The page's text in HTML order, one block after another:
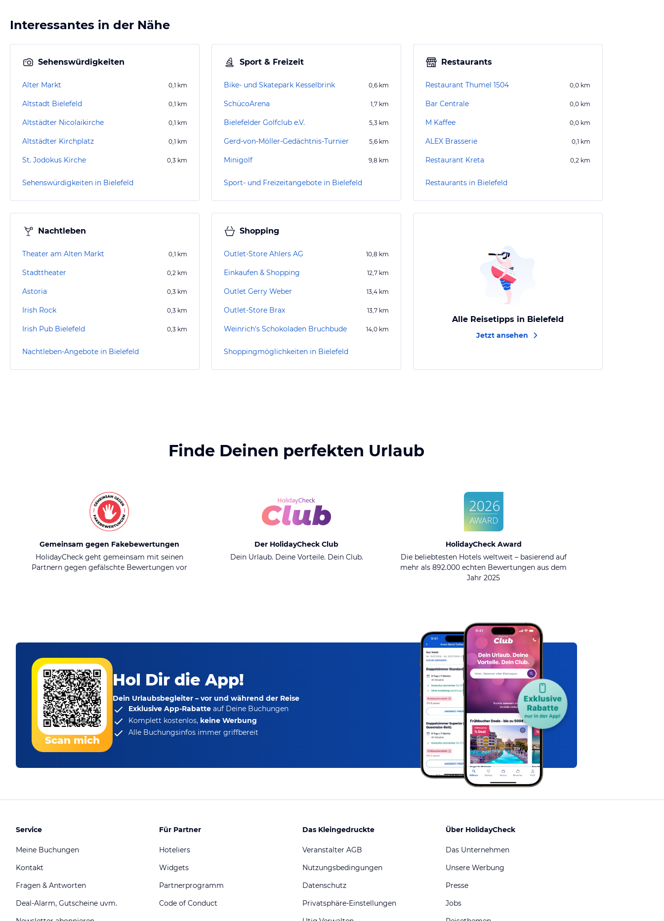
Interessantes in der Nähe
Sehenswürdigkeiten
Alter Markt 0,1 km
Altstadt Bielefeld 0,1 km
Altstädter Nicolaikirche 0,1 km
Altstädter Kirchplatz 0,1 km
St. Jodokus Kirche 0,3 km
Sehenswürdigkeiten in Bielefeld
Sport & Freizeit
Bike- und Skatepark Kesselbrink 0,6 km
SchücoArena 1,7 km
Bielefelder Golfclub e.V. 5,3 km
Gerd-von-Möller-Gedächtnis-Turnier 5,6 km
Minigolf 9,8 km
Sport- und Freizeitangebote in Bielefeld
Restaurants
Restaurant Thumel 1504 0,0 km
Bar Centrale 0,0 km
M Kaffee 0,0 km
ALEX Brasserie 0,1 km
Restaurant Kreta 0,2 km
Restaurants in Bielefeld
Nachtleben
Theater am Alten Markt 0,1 km
Stadttheater 0,2 km
Astoria 0,3 km
Irish Rock 0,3 km
Irish Pub Bielefeld 0,3 km
Nachtleben-Angebote in Bielefeld
Shopping
Outlet-Store Ahlers AG 10,8 km
Einkaufen & Shopping 12,7 km
Outlet Gerry Weber 13,4 km
Outlet-Store Brax 13,7 km
Weinrich's Schokoladen Bruchbude 14,0 km
Shoppingmöglichkeiten in Bielefeld
Alle Reisetipps in Bielefeld
Jetzt ansehen
Finde Deinen perfekten Urlaub
Gemeinsam gegen Fakebewertungen
HolidayCheck geht gemeinsam mit seinen
Partnern gegen gefälschte Bewertungen vor
Der HolidayCheck Club
Dein Urlaub. Deine Vorteile. Dein Club.
HolidayCheck Award
Die beliebtesten Hotels weltweit – basierend auf
mehr als 892.000 echten Bewertungen aus dem
Jahr 2025
Scan mich
Hol Dir die App!
Dein Urlaubsbegleiter – vor und während der Reise
Exklusive App-Rabatte auf Deine Buchungen
Komplett kostenlos, keine Werbung
Alle Buchungsinfos immer griffbereit
Service
Meine Buchungen
Kontakt
Fragen & Antworten
Deal-Alarm, Gutscheine uvm.
Für Partner
Hoteliers
Widgets
Partnerprogramm
Code of Conduct
Das Kleingedruckte
Veranstalter AGB
Nutzungsbedingungen
Datenschutz
Privatsphäre-Einstellungen
Über HolidayCheck
Das Unternehmen
Unsere Werbung
Presse
Jobs